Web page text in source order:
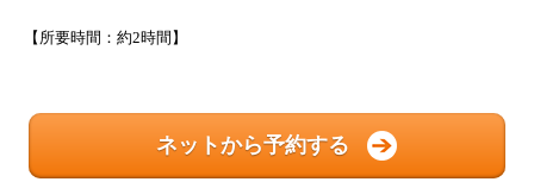
【所要時間：約2時間】
ネットから予約する